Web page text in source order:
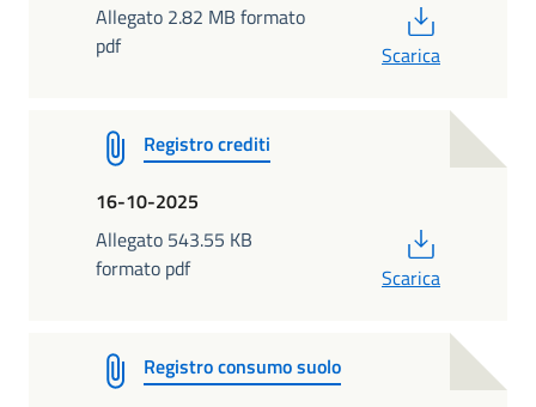
Allegato 2.82 MB formato
pdf
Scarica
Registro crediti
16-10-2025
Allegato 543.55 KB
formato pdf
Scarica
Registro consumo suolo